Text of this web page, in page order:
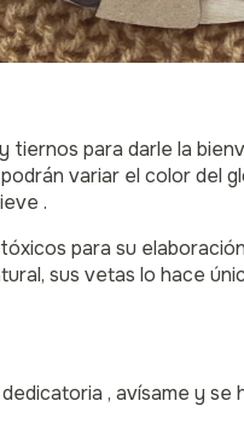
tiernos para darle la
variar el color del
.
para su
sus vetas lo hace
, avísame y se